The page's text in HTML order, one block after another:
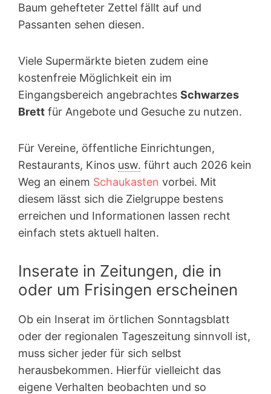
Baum gehefteter Zettel fällt auf und
Passanten sehen diesen.
Viele Supermärkte bieten zudem eine
kostenfreie Möglichkeit ein im
Eingangsbereich angebrachtes Schwarzes
Brett für Angebote und Gesuche zu nutzen.
Für Vereine, öffentliche Einrichtungen,
Restaurants, Kinos usw. führt auch 2026 kein
Weg an einem Schaukasten vorbei. Mit
diesem lässt sich die Zielgruppe bestens
erreichen und Informationen lassen recht
einfach stets aktuell halten.
Inserate in Zeitungen, die in
oder um Frisingen erscheinen
Ob ein Inserat im örtlichen Sonntagsblatt
oder der regionalen Tageszeitung sinnvoll ist,
muss sicher jeder für sich selbst
herausbekommen. Hierfür vielleicht das
eigene Verhalten beobachten und so